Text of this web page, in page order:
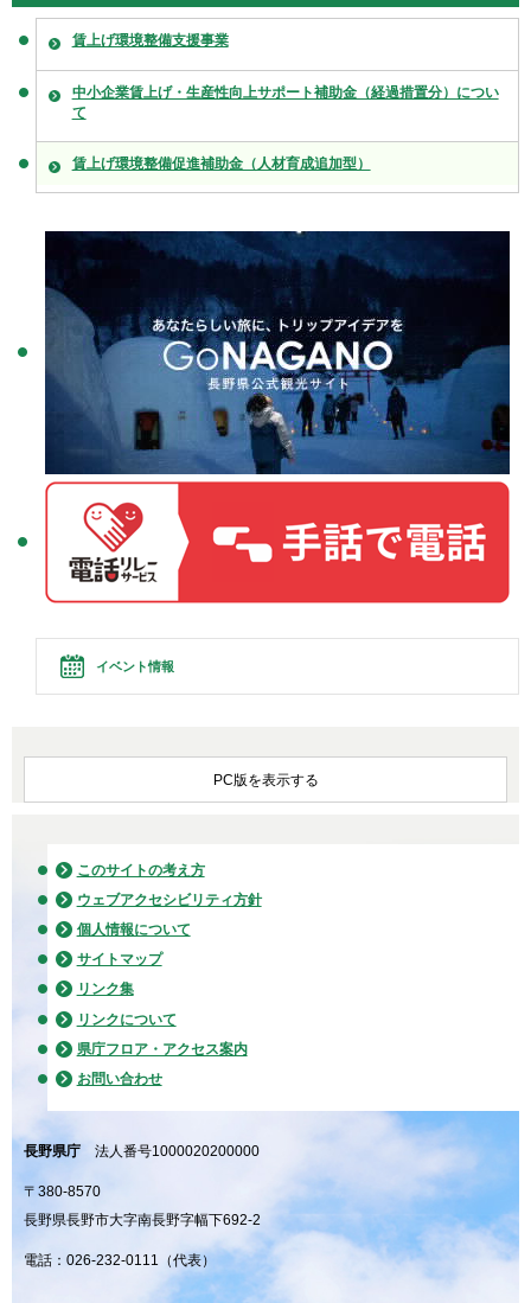
賃上げ環境整備支援事業
中小企業賃上げ・生産性向上サポート補助金（経過措置分）につい
て
賃上げ環境整備促進補助金（人材育成追加型）
イベント情報
PC版を表示する
このサイトの考え方
ウェブアクセシビリティ方針
個人情報について
サイトマップ
リンク集
リンクについて
県庁フロア・アクセス案内
お問い合わせ
長野県庁 法人番号1000020200000
〒380-8570
長野県長野市大字南長野字幅下692-2
電話：026-232-0111（代表）